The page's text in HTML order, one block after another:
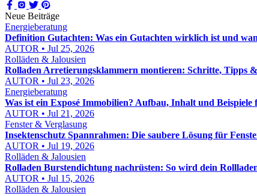
Neue Beiträge
Energieberatung
Definition Gutachten: Was ein Gutachten wirklich ist und
AUTOR • Jul 25, 2026
Rolläden & Jalousien
Rolladen Arretierungsklammern montieren: Schritte, Tipps
AUTOR • Jul 23, 2026
Energieberatung
Was ist ein Exposé Immobilien? Aufbau, Inhalt und
AUTOR • Jul 21, 2026
Fenster & Verglasung
Insektenschutz Spannrahmen: Die saubere Lösung für
AUTOR • Jul 19, 2026
Rolläden & Jalousien
Rolladen Burstendichtung nachrüsten: So wird dein
AUTOR • Jul 15, 2026
Rolläden & Jalousien